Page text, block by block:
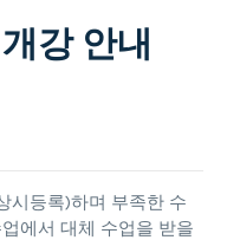
강 안내
시등록)하며 부족한 수
에서 대체 수업을 받을